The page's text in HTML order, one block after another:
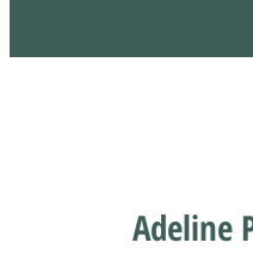
Adeline